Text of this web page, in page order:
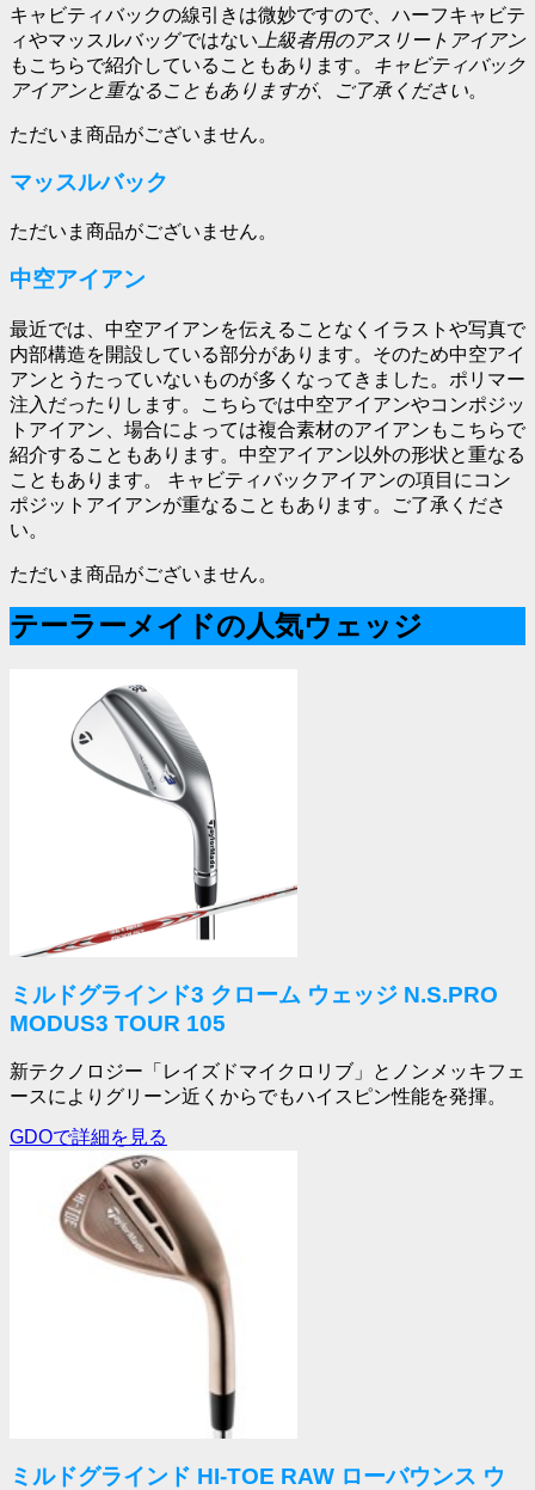
キャビティバックの線引きは微妙ですので、ハーフキャビテ
ィやマッスルバッグではない 上級者用のアスリートアイアン
もこちらで紹介していることもあります。
キャビティバック
アイアンと重なることもありますが、ご了承ください。
ただいま商品がございません。
マッスルバック
ただいま商品がございません。
中空アイアン
最近では、中空アイアンを伝えることなくイラストや写真で
内部構造を開設している部分があります。そのため中空アイ
アンとうたっていないものが多くなってきました。ポリマー
注入だったりします。こちらでは中空アイアンやコンポジッ
トアイアン、場合によっては複合素材のアイアンもこちらで
紹介することもあります。中空アイアン以外の形状と重なる
こともあります。 キャビティバックアイアンの項目にコン
ポジットアイアンが重なることもあります。ご了承くださ
い。
ただいま商品がございません。
テーラーメイドの人気ウェッジ
ミルドグラインド3 クローム ウェッジ N.S.PRO
MODUS3 TOUR 105
新テクノロジー「レイズドマイクロリブ」とノンメッキフェ
ースによりグリーン近くからでもハイスピン性能を発揮。
GDOで詳細を見る
ミルドグラインド HI-TOE RAW ローバウンス ウ